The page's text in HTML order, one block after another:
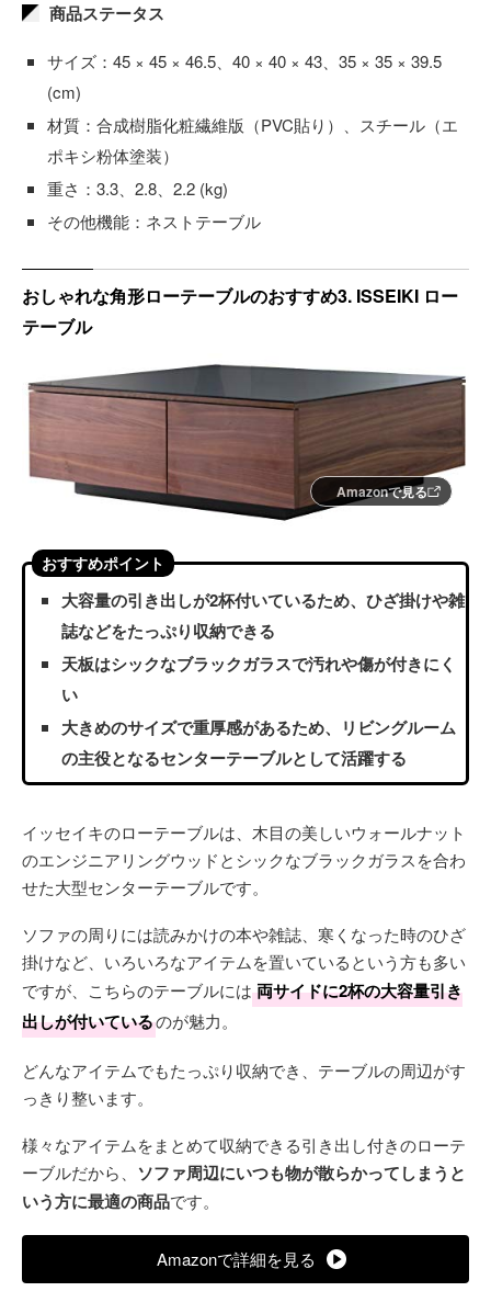
商品ステータス
サイズ：45 × 45 × 46.5、40 × 40 × 43、35 × 35 × 39.5
(cm)
材質：合成樹脂化粧繊維版（PVC貼り）、スチール（エ
ポキシ粉体塗装）
重さ：3.3、2.8、2.2 (kg)
その他機能：ネストテーブル
おしゃれな角形ローテーブルのおすすめ3. ISSEIKI ロー
テーブル
Amazonで見る
おすすめポイント
大容量の引き出しが2杯付いているため、ひざ掛けや雑
誌などをたっぷり収納できる
天板はシックなブラックガラスで汚れや傷が付きにく
い
大きめのサイズで重厚感があるため、リビングルーム
の主役となるセンターテーブルとして活躍する
イッセイキのローテーブルは、木目の美しいウォールナット
のエンジニアリングウッドとシックなブラックガラスを合わ
せた大型センターテーブルです。
ソファの周りには読みかけの本や雑誌、寒くなった時のひざ
掛けなど、いろいろなアイテムを置いているという方も多い
ですが、こちらのテーブルには 両サイドに2杯の大容量引き
出しが付いているのが魅力。
どんなアイテムでもたっぷり収納でき、テーブルの周辺がす
っきり整います。
様々なアイテムをまとめて収納できる引き出し付きのローテ
ーブルだから、 ソファ周辺にいつも物が散らかってしまうと
いう方に最適の商品です。
Amazonで詳細を見る